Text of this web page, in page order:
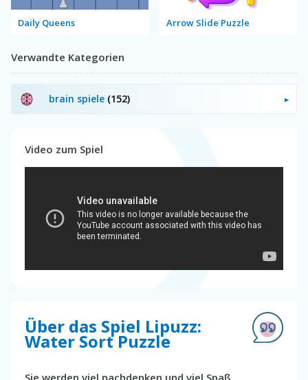
Daily Queens Arrow Slide Puzzle
Verwandte Kategorien
brain spiele (152)
Video zum Spiel
Über das Spiel Lipuzz:
Water Sort Puzzle
Sie werden viel nachdenken und viel Spaß